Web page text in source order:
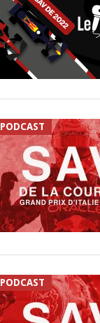
PODCAST
PODCAST